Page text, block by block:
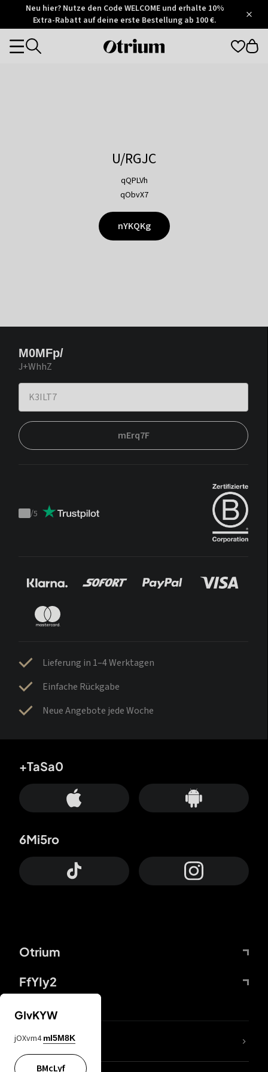
Otrium
Trustpilot
Neu hier? Nutze den Code WELCOME und erhalte 10%
Extra-Rabatt auf deine erste Bestellung ab 100 €.
Otrium
Categories
U/RGJC
qQPLVh
qObvX7
nYKQKg
M0MFp/
J+WhhZ
mErq7F
Trustpilot
/5
Lieferung in 1–4 Werktagen
Einfache Rückgabe
Neue Angebote jede Woche
Otrium
FfYIy2
+TaSa0
6Mi5ro
DDcvSo
GIvKYW
jOXvm4 mI5M8K
BMcLyf